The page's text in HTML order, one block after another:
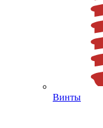
Винты